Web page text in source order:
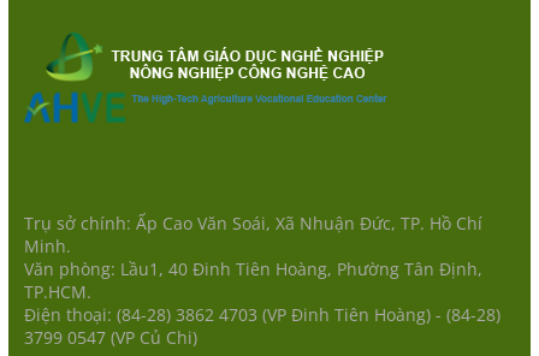
Trụ sở chính: Ấp Cao Văn Soái, Xã Nhuận Đức, TP. Hồ Chí
Minh.
Văn phòng: Lầu1, 40 Đinh Tiên Hoàng, Phường Tân Định,
TP.HCM.
Điện thoại: (84-28) 3862 4703 (VP Đinh Tiên Hoàng) - (84-28)
3799 0547 (VP Củ Chi)